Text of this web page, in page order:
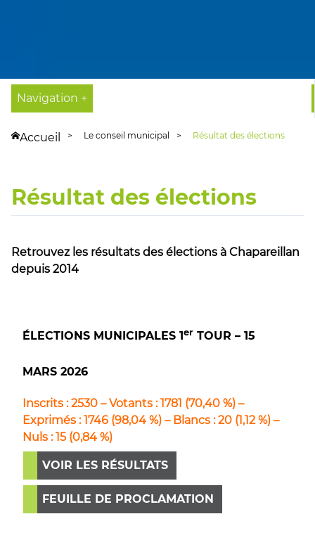
Navigation +
Accueil Le conseil municipal Résultat des élections
Résultat des élections
Retrouvez les résultats des élections à Chapareillan
depuis 2014
ÉLECTIONS MUNICIPALES 1er TOUR – 15
MARS 2026
Inscrits : 2530 – Votants : 1781 (70,40 %) –
Exprimés : 1746 (98,04 %) – Blancs : 20 (1,12 %) –
Nuls :15 (0,84 %)
VOIR LES RÉSULTATS
FEUILLE DE PROCLAMATION